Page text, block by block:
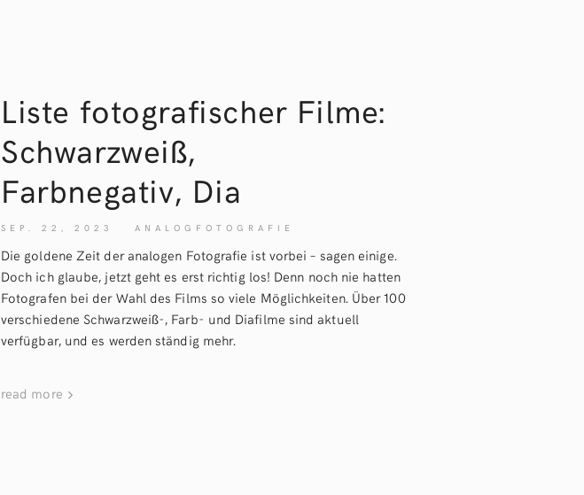
Liste fotografischer Filme:
Schwarzweiß,
Farbnegativ, Dia
SEP. 22, 2023 ANALOGFOTOGRAFIE
Die goldene Zeit der analogen Fotografie ist vorbei – sagen einige.
Doch ich glaube, jetzt geht es erst richtig los! Denn noch nie hatten
Fotografen bei der Wahl des Films so viele Möglichkeiten. Über 100
verschiedene Schwarzweiß-, Farb- und Diafilme sind aktuell
verfügbar, und es werden ständig mehr.
read more